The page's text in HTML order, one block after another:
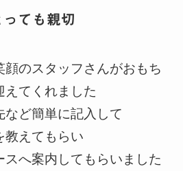
ても親切
顔のスタッフさんがおもち
えてくれました
ど簡単に記入して
教えてもらい
へ案内してもらいました